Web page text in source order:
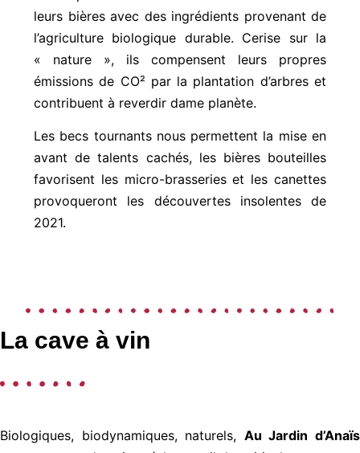
leurs bières avec des ingrédients provenant de
l’agriculture biologique durable. Cerise sur la
« nature », ils compensent leurs propres
émissions de CO² par la plantation d’arbres et
contribuent à reverdir dame planète.
Les becs tournants nous permettent la mise en
avant de talents cachés, les bières bouteilles
favorisent les micro-brasseries et les canettes
provoqueront les découvertes insolentes de
2021.
La cave à vin
Biologiques, biodynamiques, naturels, Au Jardin d’Anaïs